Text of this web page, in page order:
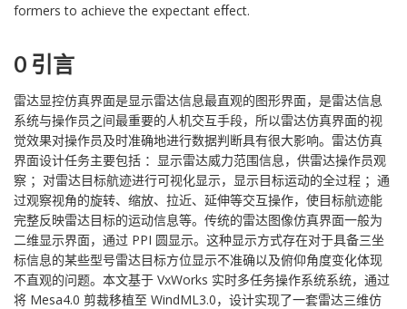
formers to achieve the expectant eﬀect.
0 引言
雷达显控仿真界面是显示雷达信息最直观的图形界面，是雷达信息
系统与操作员之间最重要的人机交互手段，所以雷达仿真界面的视
觉效果对操作员及时准确地进行数据判断具有很大影响。雷达仿真
界面设计任务主要包括 ：显示雷达威力范围信息，供雷达操作员观
察 ；对雷达目标航迹进行可视化显示，显示目标运动的全过程 ；通
过观察视角的旋转、缩放、拉近、延伸等交互操作，使目标航迹能
完整反映雷达目标的运动信息等。传统的雷达图像仿真界面一般为
二维显示界面，通过 PPI 圆显示。这种显示方式存在对于具备三坐
标信息的某些型号雷达目标方位显示不准确以及俯仰角度变化体现
不直观的问题。本文基于 VxWorks 实时多任务操作系统系统，通过
将 Mesa4.0 剪裁移植至 WindML3.0，设计实现了一套雷达三维仿